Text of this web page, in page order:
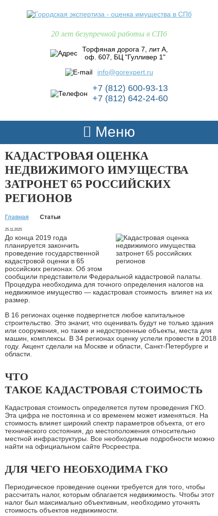
20 лет безупречной работы в СПб
Торфяная дорога 7, лит А,
оф. 607, БЦ "Гулливер 1"
info@gorexpert.ru
+7 (812) 600-93-13
+7 (812) 642-24-60
Меню
КАДАСТРОВАЯ ОЦЕНКА
НЕДВИЖИМОГО ИМУЩЕСТВА
ЗАТРОНЕТ 65 РОССИЙСКИХ
РЕГИОНОВ
Главная Статьи
25.11.2025
До конца 2019 года
планируется закончить
проведение государственной
кадастровой оценки в 65
российских регионах. Об этом
сообщили представители Федеральной кадастровой палаты.
Процедура необходима для точного определения налогов на
недвижимое имущество — кадастровая стоимость влияет на их
размер.
В 16 регионах оценке подвергнется любое капитальное
строительство. Это значит, что оценивать будут не только здания
или сооружения, но также и недостроенные объекты, места для
машин, комплексы. В 34 регионах оценку успели провести в 2018
году. Акцент сделали на Москве и области, Санкт-Петербурге и
области.
ЧТО
ТАКОЕ КАДАСТРОВАЯ СТОИМОСТЬ
Кадастровая стоимость определяется путем проведения ГКО.
Эта цифра не постоянна и со временем может изменяться. На
стоимость влияет широкий спектр параметров объекта, от его
технического состояния, до местоположения относительно
местной инфраструктуры. Все необходимые подробности можно
найти на официальном сайте Росреестра.
ДЛЯ ЧЕГО НЕОБХОДИМА ГКО
Периодическое проведение оценки требуется для того, чтобы
рассчитать налог, которым облагается недвижимость. Чтобы этот
налог был максимально объективным, необходимо уточнять
стоимость объектов недвижимости.